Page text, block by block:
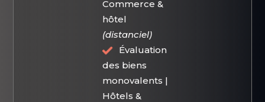
Commerce &
hôtel
(distanciel)
Évaluation
des biens
monovalents |
Hôtels &